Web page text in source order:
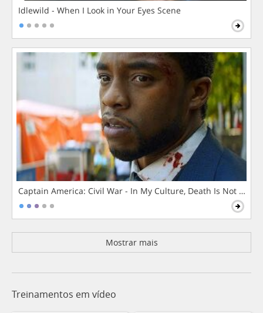
Idlewild - When I Look in Your Eyes Scene
Captain America: Civil War - In My Culture, Death Is Not The
Mostrar mais
Treinamentos em vídeo